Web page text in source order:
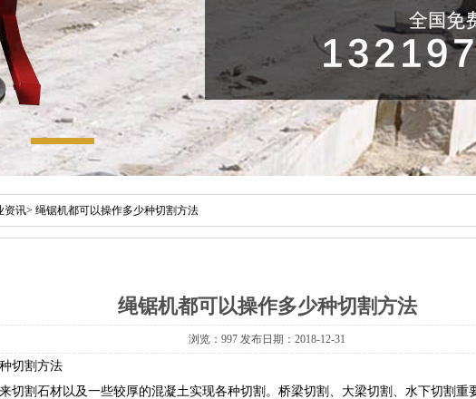
资讯> 绳锯机都可以操作多少种切割方法
绳锯机都可以操作多少种切割方法
浏览：997 发布日期：2018-12-31
切割方法
割石材以及一些较厚的混凝土实现各种切割。桥梁切割、大梁切割、水下切割重